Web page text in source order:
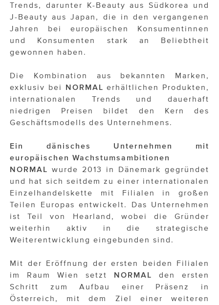
Trends, darunter K-Beauty aus Südkorea und
J-Beauty aus Japan, die in den vergangenen
Jahren bei europäischen Konsumentinnen
und Konsumenten stark an Beliebtheit
gewonnen haben.
Die Kombination aus bekannten Marken,
exklusiv bei NORMAL erhältlichen Produkten,
internationalen Trends und dauerhaft
niedrigen Preisen bildet den Kern des
Geschäftsmodells des Unternehmens.
Ein dänisches Unternehmen mit
europäischen Wachstumsambitionen
NORMAL wurde 2013 in Dänemark gegründet
und hat sich seitdem zu einer internationalen
Einzelhandelskette mit Filialen in großen
Teilen Europas entwickelt. Das Unternehmen
ist Teil von Hearland, wobei die Gründer
weiterhin aktiv in die strategische
Weiterentwicklung eingebunden sind.
Mit der Eröffnung der ersten beiden Filialen
im Raum Wien setzt NORMAL
den ersten
Schritt zum Aufbau einer Präsenz in
Österreich, mit dem Ziel einer weiteren